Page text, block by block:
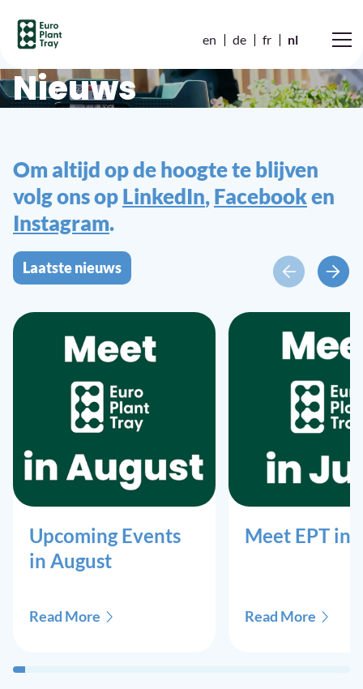
en de fr nl
Nieuws
Om altijd op de hoogte te blijven
volg ons opLinkedIn,Facebooken
Instagram.
Laatste nieuws
Upcoming Events
in August
Read More
Meet EPT in
Read More